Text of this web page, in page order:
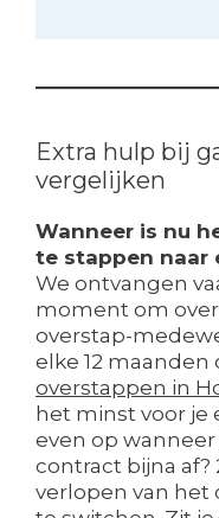
Extra hulp bij
vergelijken
Wanneer is nu
te stappen naar
We ontvangen
moment om
overstap-
elke 12 maanden
overstappen in
het minst voor je
even op
contract bijna
verlopen van het